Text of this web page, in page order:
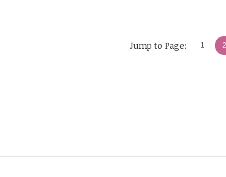
1 2
Jump to Page: